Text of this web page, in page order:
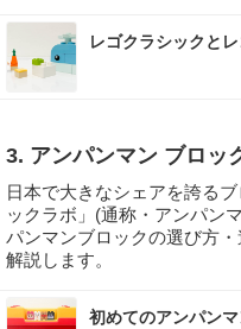
レゴクラシックと
3. アンパンマン ブロッ
日本で大きなシェアを誇る
ックラボ」(通称・アンパン
パンマンブロックの選び方
解説します。
初めてのアンパン